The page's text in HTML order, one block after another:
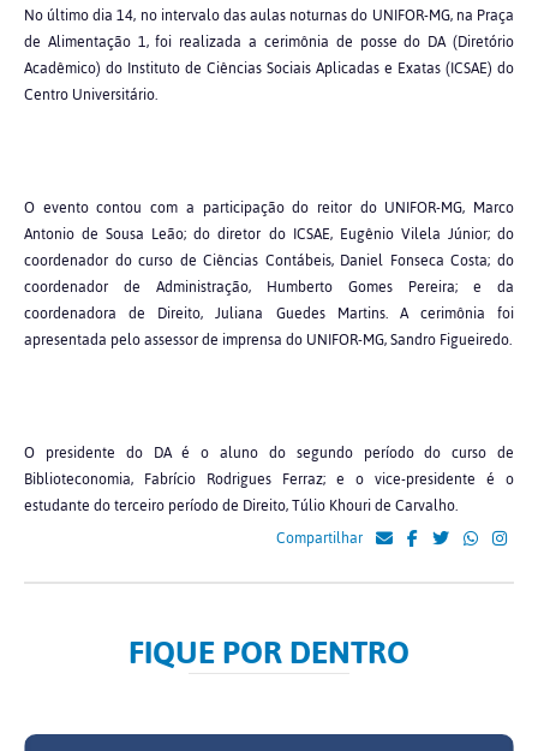
No último dia 14, no intervalo das aulas noturnas do UNIFOR-MG, na Praça
de Alimentação 1, foi realizada a cerimônia de posse do DA (Diretório
Acadêmico) do Instituto de Ciências Sociais Aplicadas e Exatas (ICSAE) do
Centro Universitário.
O evento contou com a participação do reitor do UNIFOR-MG, Marco
Antonio de Sousa Leão; do diretor do ICSAE, Eugênio Vilela Júnior; do
coordenador do curso de Ciências Contábeis, Daniel Fonseca Costa; do
coordenador de Administração, Humberto Gomes Pereira; e da
coordenadora de Direito, Juliana Guedes Martins. A cerimônia foi
apresentada pelo assessor de imprensa do UNIFOR-MG, Sandro Figueiredo.
O presidente do DA é o aluno do segundo período do curso de
Biblioteconomia, Fabrício Rodrigues Ferraz; e o vice-presidente é o
estudante do terceiro período de Direito, Túlio Khouri de Carvalho.
Compartilhar
FIQUE POR DENTRO